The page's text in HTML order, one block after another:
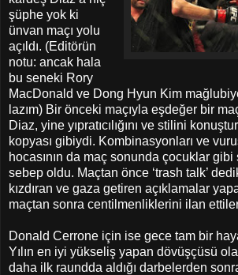
şüphe yok ki
ünvan maçı yolu
açıldı. (Editörün
notu: ancak hala
bu seneki Rory
MacDonald ve Dong Hyun Kim
lazım) Bir önceki maçıyla eşdeğer bir
Diaz, yine yıpratıcılığını ve stilini
kopyası gibiydi. Kombinasyonları ve
hocasının da maç sonunda çocuklar
sebep oldu. Maçtan önce ‘trash talk’
kızdıran ve gaza getiren açıklamalar
maçtan sonra centilmenliklerini ilan
Donald Cerrone için ise gece tam bir
Yılın en iyi yükseliş yapan dövüşçüsü
daha ilk raundda aldığı darbelerden